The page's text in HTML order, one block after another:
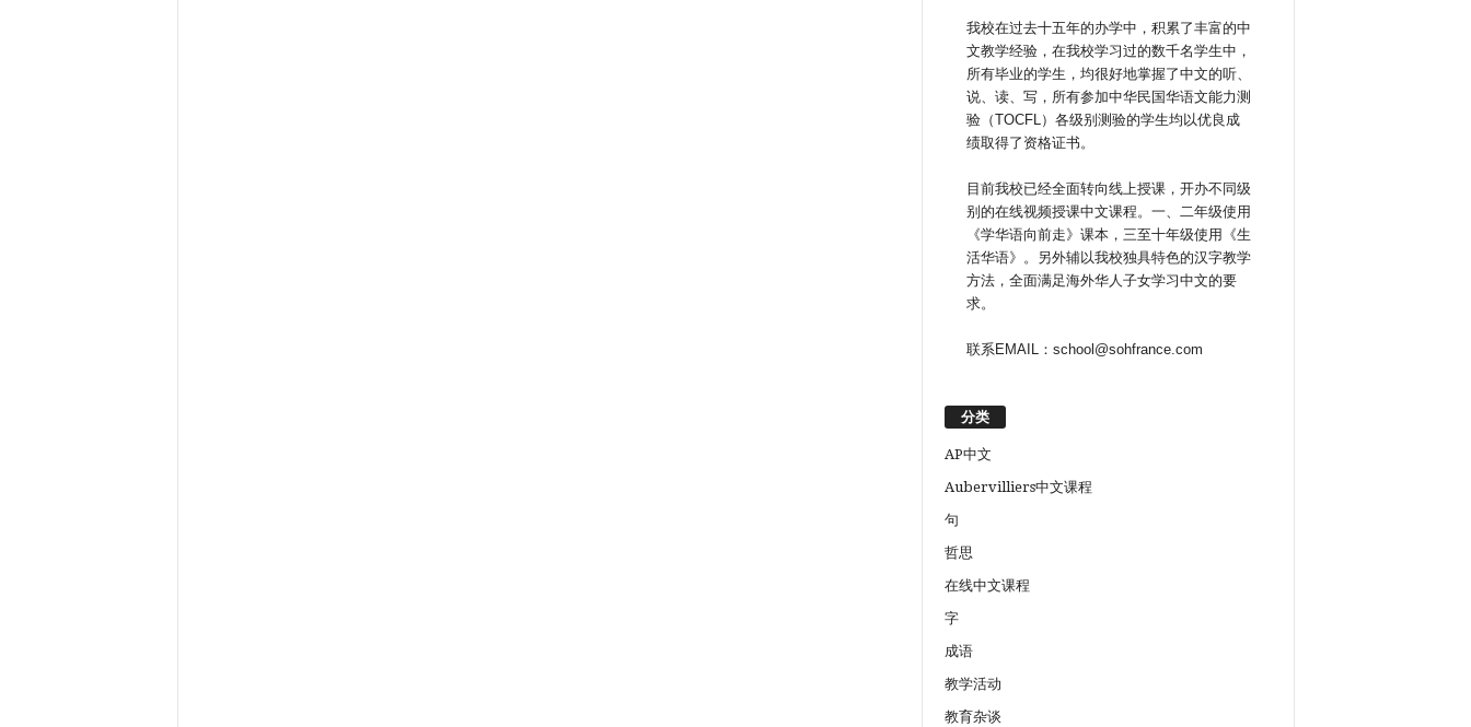
我校在过去十五年的办学中，积累了丰富的中
文教学经验，在我校学习过的数千名学生中，
所有毕业的学生，均很好地掌握了中文的听、
说、读、写，所有参加中华民国华语文能力测
验（TOCFL）各级别测验的学生均以优良成
绩取得了资格证书。
目前我校已经全面转向线上授课，开办不同级
别的在线视频授课中文课程。一、二年级使用
《学华语向前走》课本，三至十年级使用《生
活华语》。另外辅以我校独具特色的汉字教学
方法，全面满足海外华人子女学习中文的要
求。
联系EMAIL：school@sohfrance.com
分类
AP中文
Aubervilliers中文课程
句
哲思
在线中文课程
字
成语
教学活动
教育杂谈